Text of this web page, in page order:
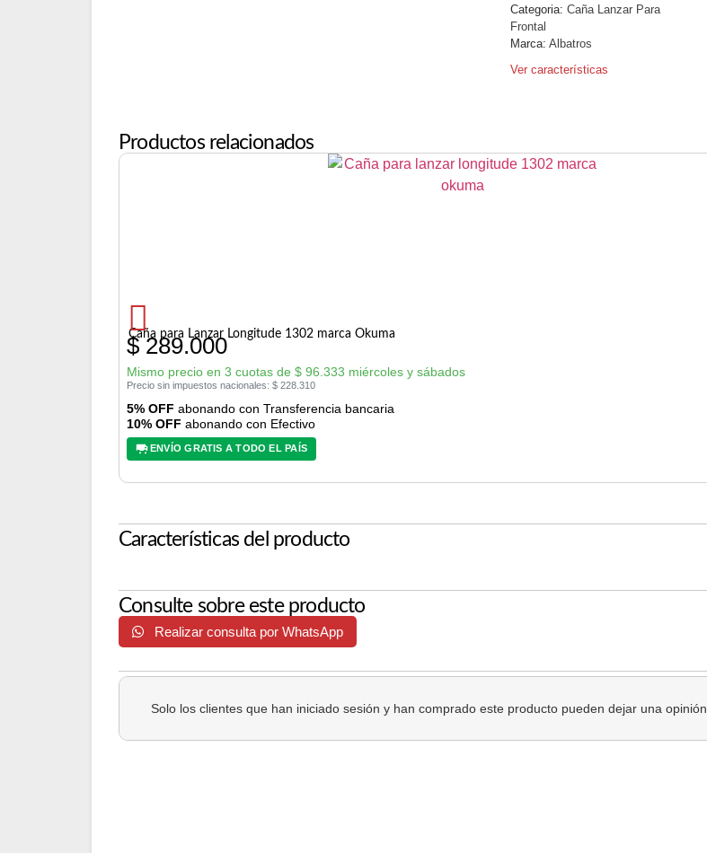
Categoria: Caña Lanzar Para
Frontal
Marca: Albatros
Ver características
Productos relacionados
Caña para Lanzar Longitude 1302 marca Okuma
$289.000
Mismo precio en 3 cuotas de $ 96.333 miércoles y sábados
Precio sin impuestos nacionales: $ 228.310
5% OFF abonando con Transferencia bancaria
10% OFF abonando con Efectivo
ENVÍO GRATIS A TODO EL PAÍS
Características del producto
Consulte sobre este producto
Realizar consulta por WhatsApp
Solo los clientes que han iniciado sesión y han comprado este producto pueden dejar una opinión.